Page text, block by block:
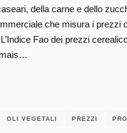
della carne e dello
che misura i prezzi
Fao dei prezzi
mais…
OLI VEGETALI PREZZI